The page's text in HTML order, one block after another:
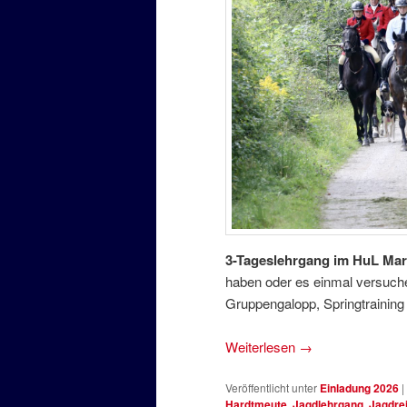
3-Tageslehrgang im HuL
haben oder es einmal
Gruppengalopp,
Weiterlesen →
Veröffentlicht unter Einladung 2026 |